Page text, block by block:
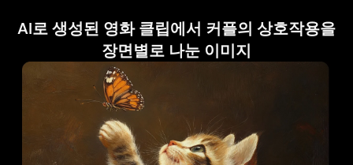
AI로 생성된 영화 클립에서 커플의 상호작용을
장면별로 나눈 이미지